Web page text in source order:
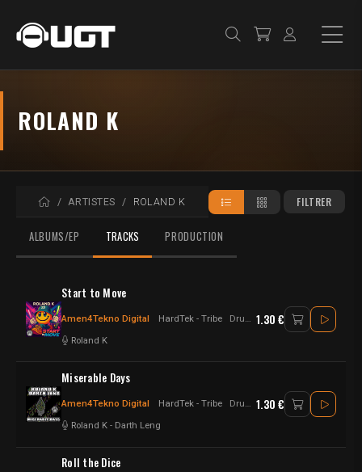
ROLAND K
ACCUEIL
ARTISTES ROLAND K FILTRER
ALBUMS/EP TRACKS PRODUCTION
Start to Move
Amen4Tekno Digital HardTek - Tribe Drum n Bass - Hardtek
Roland K
1.30 €
Miserable Days
Amen4Tekno Digital HardTek - Tribe Drum n Bass - Raggatek - jungletek - UK Hardtek
Roland K - Darth Leng
1.30 €
Roll the Dice